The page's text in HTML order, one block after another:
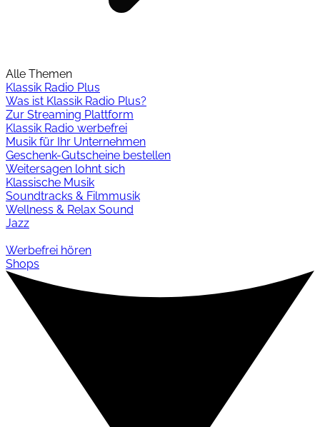
Alle Themen
Klassik Radio Plus
Was ist Klassik Radio Plus?
Zur Streaming Plattform
Klassik Radio werbefrei
Musik für Ihr Unternehmen
Geschenk-Gutscheine bestellen
Weitersagen lohnt sich
Klassische Musik
Soundtracks & Filmmusik
Wellness & Relax Sound
Jazz
Werbefrei hören
Shops